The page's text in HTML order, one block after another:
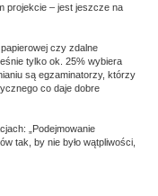
projekcie – jest jeszcze na
czy zdalne
tylko ok. 25% wybiera
są egzaminatorzy, którzy
co daje dobre
„Podejmowanie
tak, by nie było wątpliwości,